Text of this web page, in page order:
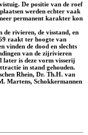
De positie van de roef
werden echter vaak
permanent karakter kon
rivieren, de visstand, en
raakt ter hoogte van
vinden de dood en slechts
van de zijrivieren
later is deze vorm visserij
in stand gehouden.
Rhein, Dr. Th.H. van
Martens, Schokkermannen